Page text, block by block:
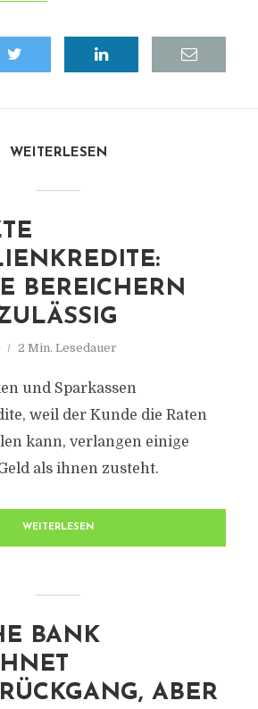
WEITERLESEN
BEREICHERN
2 Min. Lesedauer
und Sparkassen
weil der Kunde die Raten
kann, verlangen einige
als ihnen zusteht.
WEITERLESEN
BANK
ABER